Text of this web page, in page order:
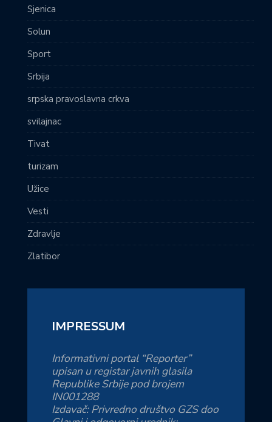
Sjenica
Solun
Sport
Srbija
srpska pravoslavna crkva
svilajnac
Tivat
turizam
Užice
Vesti
Zdravlje
Zlatibor
IMPRESSUM
Informativni portal “Reporter”
upisan u registar javnih glasila
Republike Srbije pod brojem
IN001288
Izdavač: Privredno društvo GZS doo